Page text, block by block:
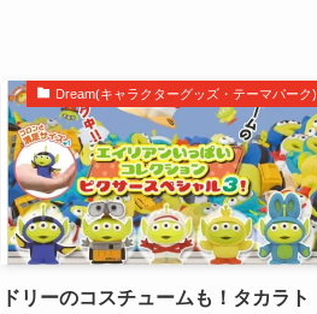
Dream(キャラクターグッズ・テーマパーク)
ドリーのコスチュームも！タカラト